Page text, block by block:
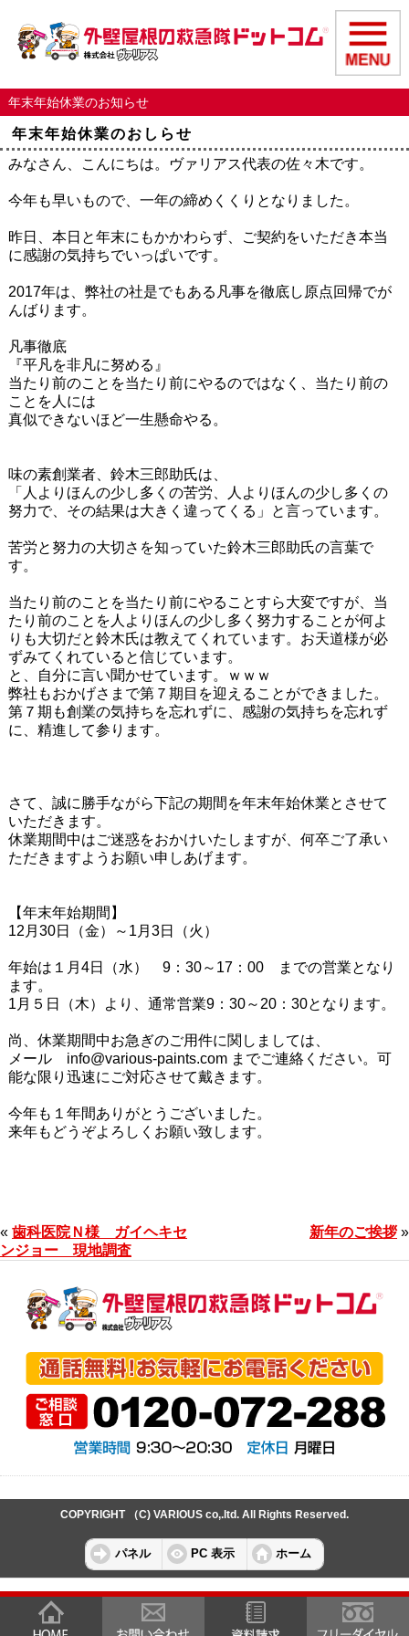
年末年始休業のお知らせ
年末年始休業のおしらせ
みなさん、こんにちは。ヴァリアス代表の佐々木です。
今年も早いもので、一年の締めくくりとなりました。
昨日、本日と年末にもかかわらず、ご契約をいただき本当
に感謝の気持ちでいっぱいです。
2017年は、弊社の社是でもある凡事を徹底し原点回帰でが
んばります。
凡事徹底
『平凡を非凡に努める』
当たり前のことを当たり前にやるのではなく、当たり前の
ことを人には
真似できないほど一生懸命やる。
味の素創業者、鈴木三郎助氏は、
「人よりほんの少し多くの苦労、人よりほんの少し多くの
努力で、その結果は大きく違ってくる」と言っています。
苦労と努力の大切さを知っていた鈴木三郎助氏の言葉で
す。
当たり前のことを当たり前にやることすら大変ですが、当
たり前のことを人よりほんの少し多く努力することが何よ
りも大切だと鈴木氏は教えてくれています。お天道様が必
ずみてくれていると信じています。
と、自分に言い聞かせています。ｗｗｗ
弊社もおかげさまで第７期目を迎えることができました。
第７期も創業の気持ちを忘れずに、感謝の気持ちを忘れず
に、精進して参ります。
さて、誠に勝手ながら下記の期間を年末年始休業とさせて
いただきます。
休業期間中はご迷惑をおかけいたしますが、何卒ご了承い
ただきますようお願い申しあげます。
【年末年始期間】
12月30日（金）～1月3日（火）
年始は１月4日（水） 9：30～17：00 までの営業となり
ます。
1月５日（木）より、通常営業9：30～20：30となります。
尚、休業期間中お急ぎのご用件に関しましては、
メール info@various-paints.com までご連絡ください。可
能な限り迅速にご対応させて戴きます。
今年も１年間ありがとうございました。
来年もどうぞよろしくお願い致します。
« 歯科医院Ｎ様 ガイヘキセ
ンジョー 現地調査
新年のご挨拶»
COPYRIGHT （C) VARIOUS co,.ltd. All Rights Reserved.
パネル PC 表示 ホーム